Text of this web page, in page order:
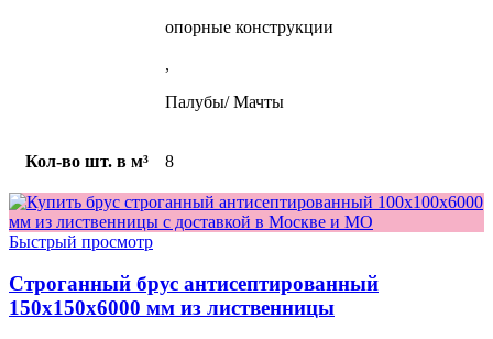
опорные конструкции
,
Палубы/ Мачты
Кол-во шт. в м³ 8
Быстрый просмотр
Строганный брус антисептированный
150x150x6000 мм из лиственницы